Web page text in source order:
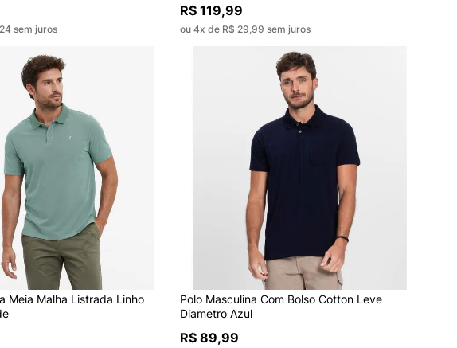
sem juros
R$ 119,99
ou 4x de R$ 29,99 sem juros
Meia Malha Listrada Linho
Polo Masculina Com Bolso Cotton Leve
Diametro Azul
R$ 89,99